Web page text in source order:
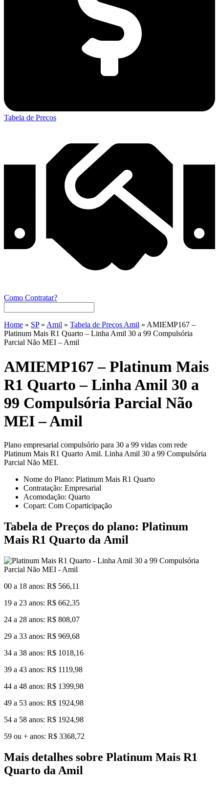
Tabela de Preços
Como Contratar?
Home » SP» Amil » Tabela de Preços Amil » AMIEMP167 –
Platinum Mais R1 Quarto – Linha Amil 30 a 99 Compulsória
Parcial Não MEI – Amil
AMIEMP167 – Platinum Mais
R1 Quarto – Linha Amil 30 a
99 Compulsória Parcial Não
MEI – Amil
Plano empresarial compulsório para 30 a 99 vidas com rede
Platinum Mais R1 Quarto Amil. Linha Amil 30 a 99 Compulsória
Parcial Não MEI.
Nome do Plano: Platinum Mais R1 Quarto
Contratação: Empresarial
Acomodação: Quarto
Copart: Com Coparticipação
Tabela de Preços do plano: Platinum
Mais R1 Quarto da Amil
00 a 18 anos: R$ 566,11
19 a 23 anos: R$ 662,35
24 a 28 anos: R$ 808,07
29 a 33 anos: R$ 969,68
34 a 38 anos: R$ 1018,16
39 a 43 anos: R$ 1119,98
44 a 48 anos: R$ 1399,98
49 a 53 anos: R$ 1924,98
54 a 58 anos: R$ 1924,98
59 ou + anos: R$ 3368,72
Mais detalhes sobre Platinum Mais R1
Quarto da Amil